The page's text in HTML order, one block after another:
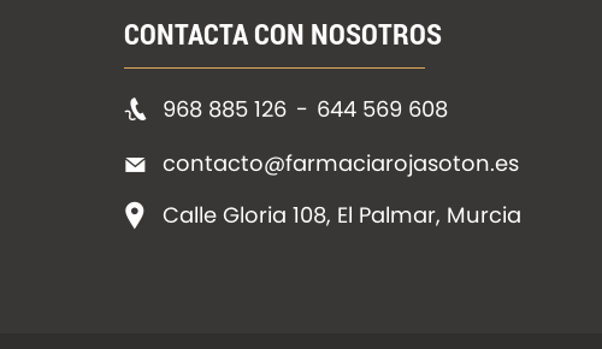
CONTACTA CON NOSOTROS
968 885 126 - 644 569 608
contacto@farmaciarojasoton.es
Calle Gloria 108, El Palmar, Murcia